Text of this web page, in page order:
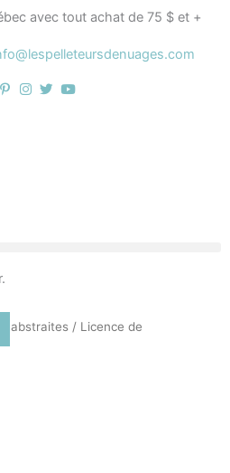
avec tout achat de 75 $ et +
abstraites / Licence de